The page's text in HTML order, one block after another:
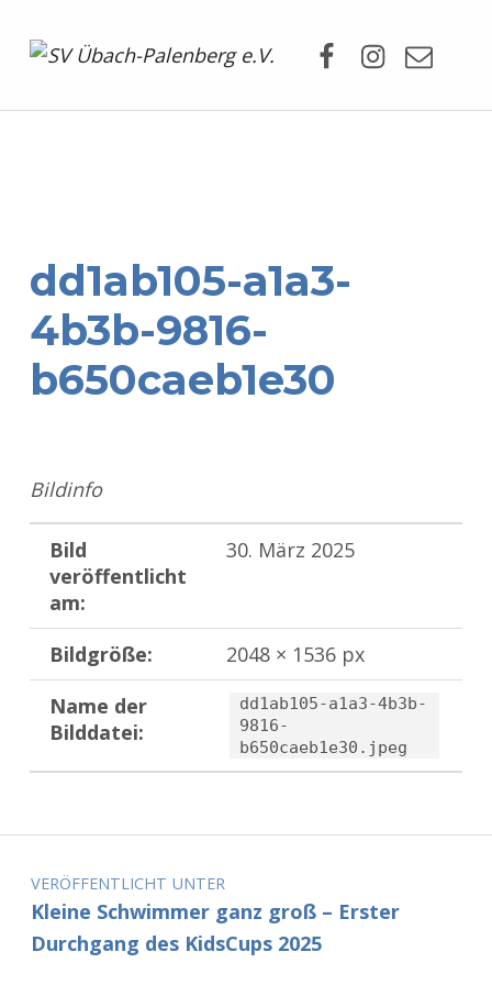
dd1ab105-a1a3-
4b3b-9816-
b650caeb1e30
Bildinfo
Bild
veröffentlicht
am:
30. März 2025
Bildgröße:
2048 × 1536 px
Name der
Bilddatei:
dd1ab105-a1a3-4b3b-
9816-
b650caeb1e30.jpeg
Zurück zur Hauptnavigation springen
Beitragsnavigation
VERÖFFENTLICHT UNTER
Kleine Schwimmer ganz groß – Erster
Durchgang des KidsCups 2025